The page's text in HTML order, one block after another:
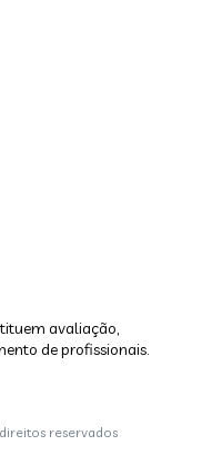
avaliação,
de profissionais.
reservados